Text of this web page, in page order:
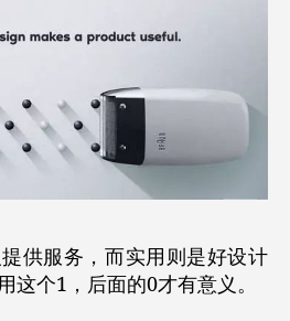
供服务，而实用则是好设计
这个1，后面的0才有意义。